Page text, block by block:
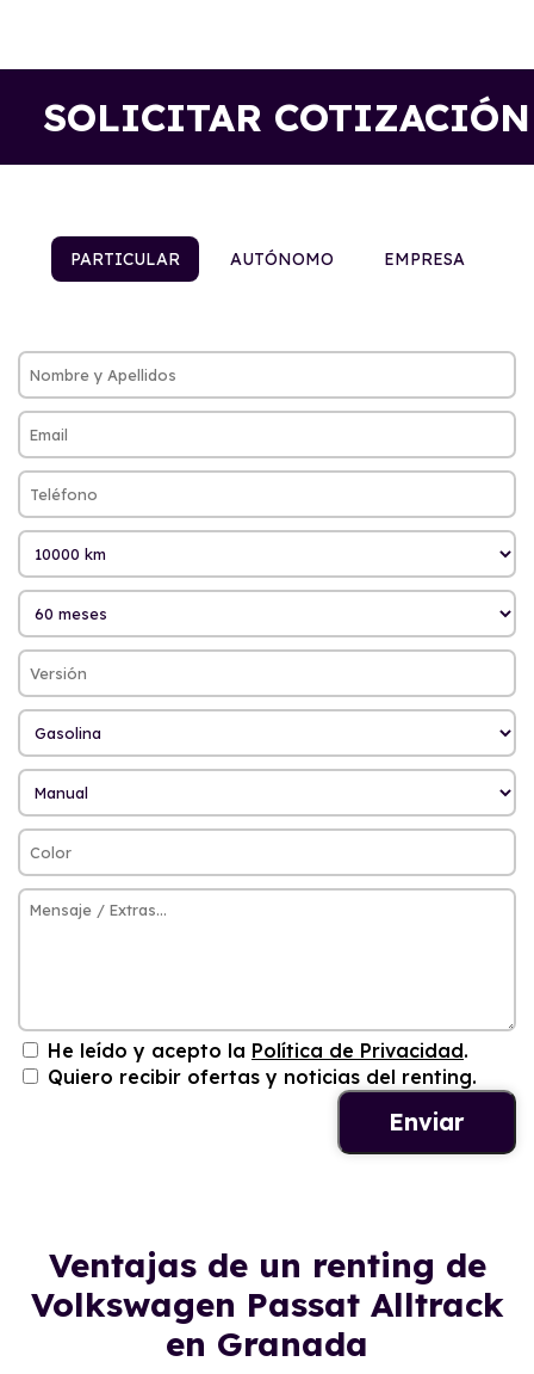
SOLICITAR COTIZACIÓN
PARTICULAR AUTÓNOMO EMPRESA
He leído y acepto la Política de Privacidad.
Quiero recibir ofertas y noticias del renting.
Ventajas de un renting de
Volkswagen Passat Alltrack
en Granada